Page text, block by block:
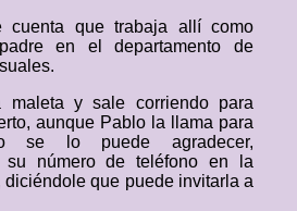
que trabaja allí como
en el departamento de
y sale corriendo para
aunque Pablo la llama para
se lo puede agradecer,
su número de teléfono en la
diciéndole que puede invitarla a